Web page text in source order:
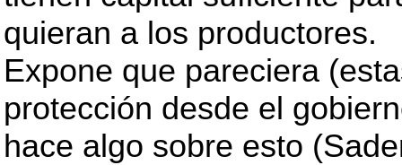
quieran a los productores.
Expone que pareciera
protección desde el
hace algo sobre esto